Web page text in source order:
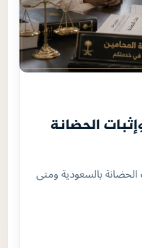
الحضانة
بالسعودية ومتى